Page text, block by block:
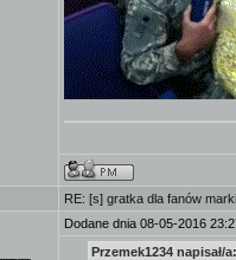
RE: [s] gratka dla fanów marki
Dodane dnia 08-05-2016
Przemek1234 napisał/a: